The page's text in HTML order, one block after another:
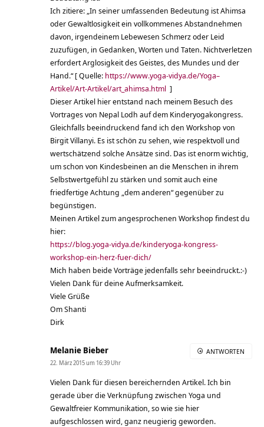
Ich zitiere: „In seiner umfassenden Bedeutung ist Ahimsa
oder Gewaltlosigkeit ein vollkommenes Abstandnehmen
davon, irgendeinem Lebewesen Schmerz oder Leid
zuzufügen, in Gedanken, Worten und Taten. Nichtverletzen
erfordert Arglosigkeit des Geistes, des Mundes und der
Hand.“ [ Quelle: https://www.yoga-vidya.de/Yoga–
Artikel/Art-Artikel/art_ahimsa.html ]
Dieser Artikel hier entstand nach meinem Besuch des
Vortrages von Nepal Lodh auf dem Kinderyogakongress.
Gleichfalls beeindruckend fand ich den Workshop von
Birgit Villanyi. Es ist schön zu sehen, wie respektvoll und
wertschätzend solche Ansätze sind. Das ist enorm wichtig,
um schon von Kindesbeinen an die Menschen in ihrem
Selbstwertgefühl zu stärken und somit auch eine
friedfertige Achtung „dem anderen“ gegenüber zu
begünstigen.
Meinen Artikel zum angesprochenen Workshop findest du
hier:
https://blog.yoga-vidya.de/kinderyoga-kongress-
workshop-ein-herz-fuer-dich/
Mich haben beide Vorträge jedenfalls sehr beeindruckt.:-)
Vielen Dank für deine Aufmerksamkeit.
Viele Grüße
Om Shanti
Dirk
Melanie Bieber
22. März 2015 um 16:39 Uhr
Vielen Dank für diesen bereichernden Artikel. Ich bin
gerade über die Verknüpfung zwischen Yoga und
Gewaltfreier Kommunikation, so wie sie hier
aufgeschlossen wird, ganz neugierig geworden.
ANTWORTEN